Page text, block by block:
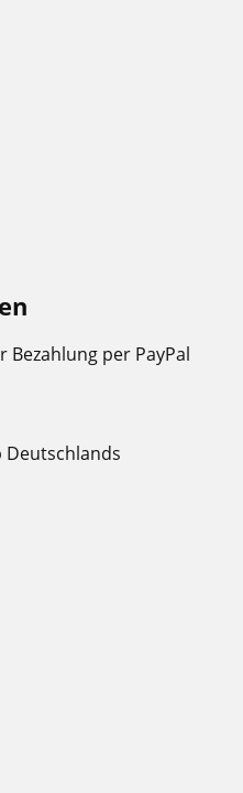
Bezahlung per PayPal